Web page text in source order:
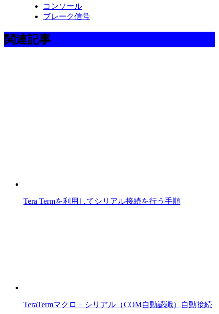
コンソール
ブレーク信号
関連記事
Tera Termを利用してシリアル接続を行う手順
TeraTermマクロ－シリアル（COM自動認識）自動接続